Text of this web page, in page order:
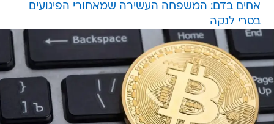
אחים בדם: המשפחה העשירה שמאחורי הפיגועים
בסרי לנקה